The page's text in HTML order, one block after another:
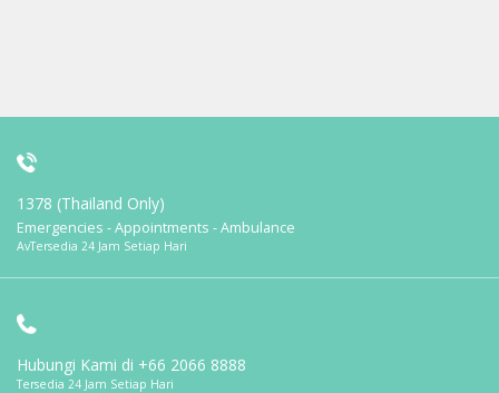
1378 (Thailand Only)
Emergencies - Appointments - Ambulance
AvTersedia 24 Jam Setiap Hari
Hubungi Kami di +66 2066 8888
Tersedia 24 Jam Setiap Hari